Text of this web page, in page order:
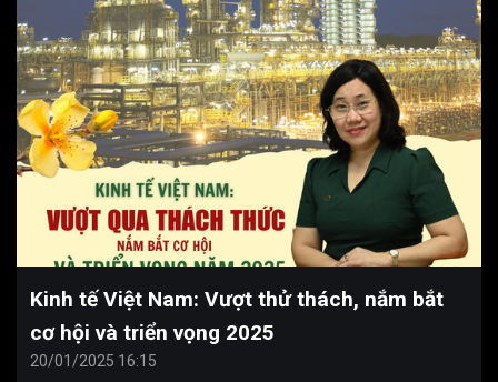
Kinh tế Việt Nam: Vượt thử thách, nắm bắt
cơ hội và triển vọng 2025
20/01/2025 16:15